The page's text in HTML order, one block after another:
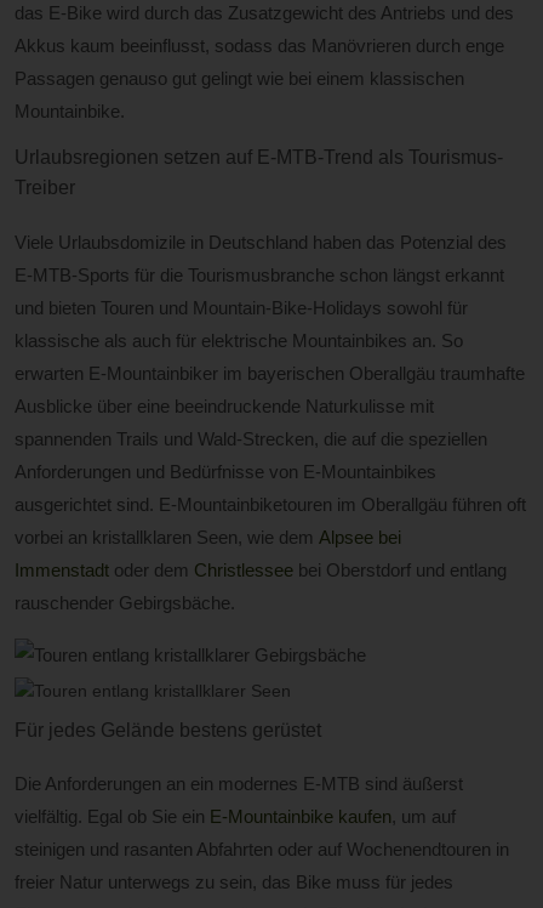
das E-Bike wird durch das Zusatzgewicht des Antriebs und des
Akkus kaum beeinflusst, sodass das Manövrieren durch enge
Passagen genauso gut gelingt wie bei einem klassischen
Mountainbike.
Urlaubsregionen setzen auf E-MTB-Trend als Tourismus-
Treiber
Viele Urlaubsdomizile in Deutschland haben das Potenzial des
E-MTB-Sports für die Tourismusbranche schon längst erkannt
und bieten Touren und Mountain-Bike-Holidays sowohl für
klassische als auch für elektrische Mountainbikes an. So
erwarten E-Mountainbiker im bayerischen Oberallgäu traumhafte
Ausblicke über eine beeindruckende Naturkulisse mit
spannenden Trails und Wald-Strecken, die auf die speziellen
Anforderungen und Bedürfnisse von E-Mountainbikes
ausgerichtet sind. E-Mountainbiketouren im Oberallgäu führen oft
vorbei an kristallklaren Seen, wie dem Alpsee bei
Immenstadt oder dem Christlessee bei Oberstdorf und entlang
rauschender Gebirgsbäche.
Für jedes Gelände bestens gerüstet
Die Anforderungen an ein modernes E-MTB sind äußerst
vielfältig. Egal ob Sie ein E-Mountainbike kaufen, um auf
steinigen und rasanten Abfahrten oder auf Wochenendtouren in
freier Natur unterwegs zu sein, das Bike muss für jedes